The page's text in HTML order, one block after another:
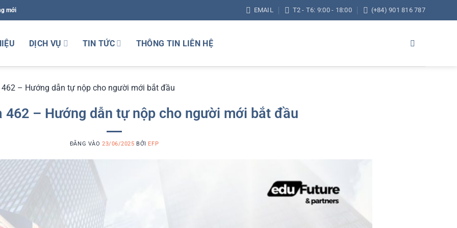
mới EMAIL T2 - T6: 9:00 - 18:00 (+84) 901 816 787
DỊCH VỤ TIN TỨC THÔNG TIN LIÊN HỆ
462 – Hướng dẫn tự nộp cho người mới bắt đầu
462 – Hướng dẫn tự nộp cho người mới bắt đầu
ĐĂNG VÀO 23/06/2025 BỞI EFP